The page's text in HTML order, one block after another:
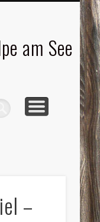
am See
–